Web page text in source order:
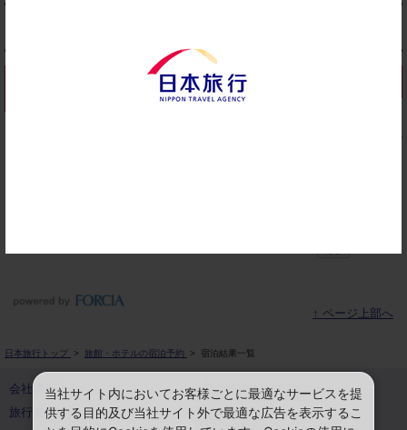
↑ ページ上部へ
日本旅行トップ > 旅館・ホテルの宿泊予約 > 宿泊結果一覧
会社情報
プライバシーポリシー
旅行業登録票・約款
規約集
当社サイト内においてお客様ごとに最適なサービスを提
供する目的及び当社サイト外で最適な広告を表示するこ